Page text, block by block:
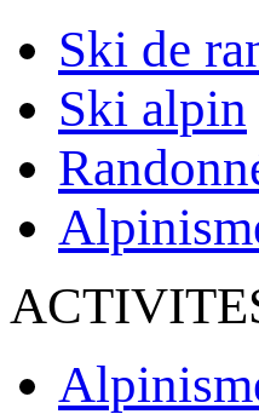
Ski de
Ski alpin